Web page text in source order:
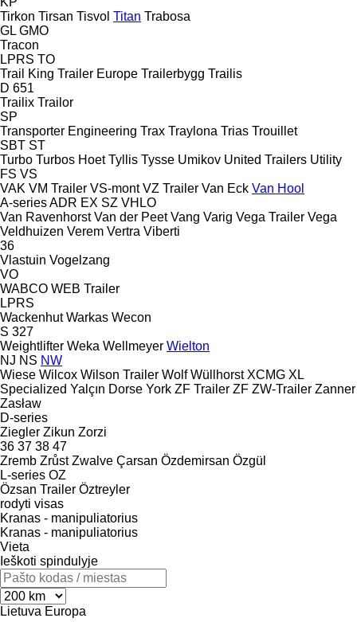
Tirkon Tirsan Tisvol Titan Trabosa
GL GMO
Tracon
LPRS TO
Trail King Trailer Europe Trailerbygg Trailis
D 651
Trailix Trailor
SP
Transporter Engineering Trax Traylona Trias Trouillet
SBT ST
Turbo Turbos Hoet Tyllis Tysse Umikov United Trailers Utility
FS VS
VAK VM Trailer VS-mont VZ Trailer Van Eck Van Hool
A-seriesADR EX SZ VHLO
Van Ravenhorst Van der Peet Vang Varig Vega Trailer Vega
Veldhuizen Verem Vertra Viberti
36
Vlastuin Vogelzang
VO
WABCO WEB Trailer
LPRS
Wackenhut Warkas Wecon
S 327
Weightlifter Weka Wellmeyer Wielton
NJ NS NW
Wiese Wilcox Wilson Trailer Wolf Wüllhorst XCMG XL
Specialized Yalçın Dorse York ZF Trailer ZF ZW-Trailer Zanner
Zasław
D-series
Ziegler Zikun Zorzi
36 37 38 47
Zremb Zrůst Zwalve Çarsan Özdemirsan Özgül
L-series OZ
Özsan Trailer Öztreyler
rodyti visas
Kranas - manipuliatorius
Kranas - manipuliatorius
Vieta
Ieškoti spindulyje
Lietuva Europa